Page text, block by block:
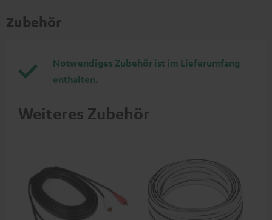
Zubehör
Notwendiges Zubehör ist im Lieferumfang
enthalten.
Weiteres Zubehör